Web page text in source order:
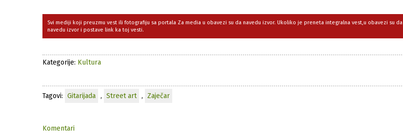
Svi mediji koji preuzmu vest ili fotografiju sa portala Za media u obavezi su da navedu izvor. Ukoliko je preneta integralna vest,u obavezi su da
navedu izvor i postave link ka toj vesti.
Kategorije: Kultura
Tagovi: Gitarijada , Street art , Zaječar
Komentari